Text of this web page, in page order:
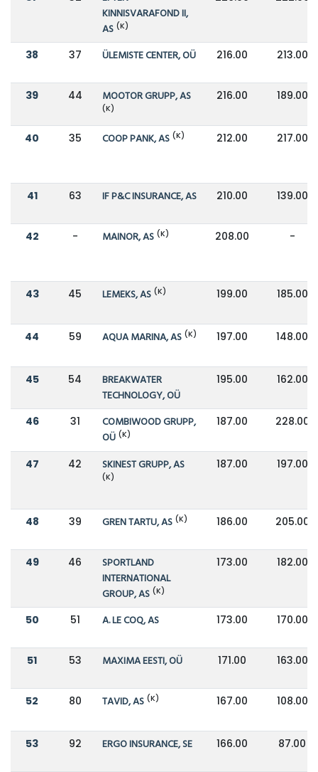
KINNISVARAFOND II,
AS (K)
38 37 ÜLEMISTE CENTER, OÜ 216.00 213.00
39 44 MOOTOR GRUPP, AS
(K)
216.00 189.00
40 35 COOP PANK, AS (K) 212.00 217.00
41 63 IF P&C INSURANCE, AS 210.00 139.00
42 - MAINOR, AS (K) 208.00 -
43 45 LEMEKS, AS (K) 199.00 185.00
44 59 AQUA MARINA, AS (K) 197.00 148.00
45 54
BREAKWATER
TECHNOLOGY, OÜ
195.00 162.00
46 31
COMBIWOOD GRUPP,
OÜ (K)
187.00 228.00
47 42 SKINEST GRUPP, AS
(K)
187.00 197.00
48 39 GREN TARTU, AS (K) 186.00 205.00
49 46
SPORTLAND
INTERNATIONAL
GROUP, AS (K)
173.00 182.00
50 51 A. LE COQ, AS 173.00 170.00
51 53 MAXIMA EESTI, OÜ 171.00 163.00
52 80 TAVID, AS (K) 167.00 108.00
53 92 ERGO INSURANCE, SE 166.00 87.00